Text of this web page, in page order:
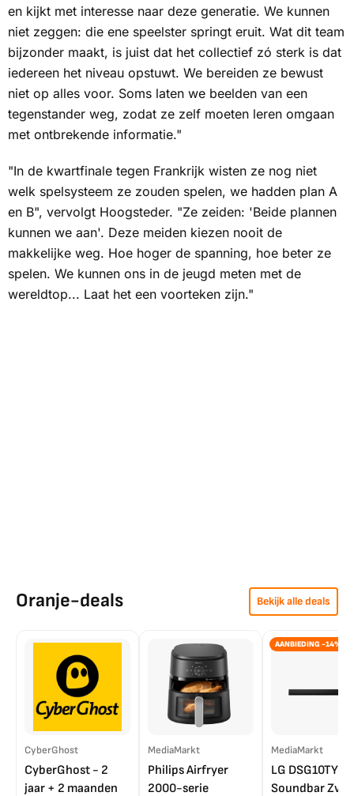
en kijkt met interesse naar deze generatie. We kunnen
niet zeggen: die ene speelster springt eruit. Wat dit team
bijzonder maakt, is juist dat het collectief zó sterk is dat
iedereen het niveau opstuwt. We bereiden ze bewust
niet op alles voor. Soms laten we beelden van een
tegenstander weg, zodat ze zelf moeten leren omgaan
met ontbrekende informatie."
"In de kwartfinale tegen Frankrijk wisten ze nog niet
welk spelsysteem ze zouden spelen, we hadden plan A
en B", vervolgt Hoogsteder. "Ze zeiden: 'Beide plannen
kunnen we aan'. Deze meiden kiezen nooit de
makkelijke weg. Hoe hoger de spanning, hoe beter ze
spelen. We kunnen ons in de jeugd meten met de
wereldtop... Laat het een voorteken zijn."
Oranje-deals Bekijk alle deals
CyberGhost
CyberGhost - 2
jaar + 2 maanden
MediaMarkt
Philips Airfryer
2000-serie
AANBIEDING -14%
MediaMarkt
LG DSG10TY
Soundbar